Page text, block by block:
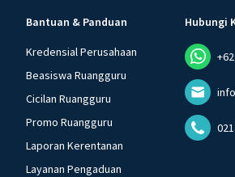
Bantuan & Panduan
Kredensial Perusahaan
Beasiswa Ruangguru
Cicilan Ruangguru
Promo Ruangguru
Laporan Kerentanan
Layanan Pengaduan
Hubungi